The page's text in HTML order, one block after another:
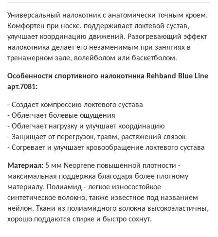
Универсальный налокотник с анатомически точным кроем.
Комфортен при носке, поддерживает локтевой сустав,
улучшает координацию движений. Разогревающий эффект
налокотника делает его незаменимым при занятиях в
тренажерном зале, волейболом или баскетболом.
Особенности спортивного налокотника Rehband Blue Line
арт.7081:
- Создает компрессию локтевого сустава
- Облегчает болевые ощущения
- Облегчает нагрузку и улучшает координацию
- Защищает от перегрузок, травм, растяжений связок
- Согревает и улучшает кровообращение локтевого сустава
Материал: 5 мм Neoprene повышенной плотности -
максимальная поддержка благодаря более плотному
материалу. Полиамид - легкое износостойкое
синтетическое волокно, также известное под названием
нейлон. Ткани из полиамидного волокна высокоэластичны,
хорошо поддаются стирке и быстро сохнут.